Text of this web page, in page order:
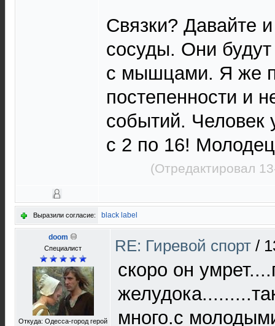
Связки? Давайте
сосуды. Они
с мышцами. Я же
постепенности и
событий. Человек
с 2 по 16!
(Отредактировал
Выразили согласие: black label
doom
Специалист
Откуда: Одесса-город герой
RE: Гиревой спорт /
скоро он
много.с